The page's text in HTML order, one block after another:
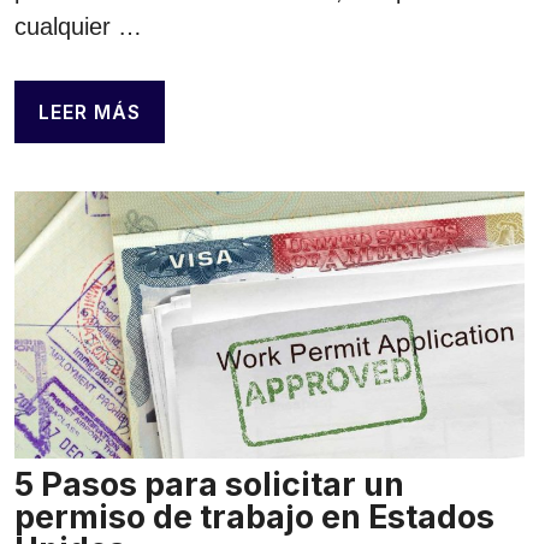
cualquier …
LEER MÁS
5 Pasos para solicitar un
permiso de trabajo en Estados